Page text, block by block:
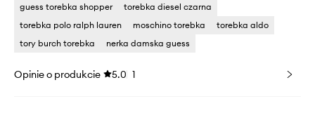
guess torebka shopper
torebka diesel czarna
torebka polo ralph lauren
moschino torebka
torebka aldo
tory burch torebka
nerka damska guess
Opinie o produkcie 5.0 1